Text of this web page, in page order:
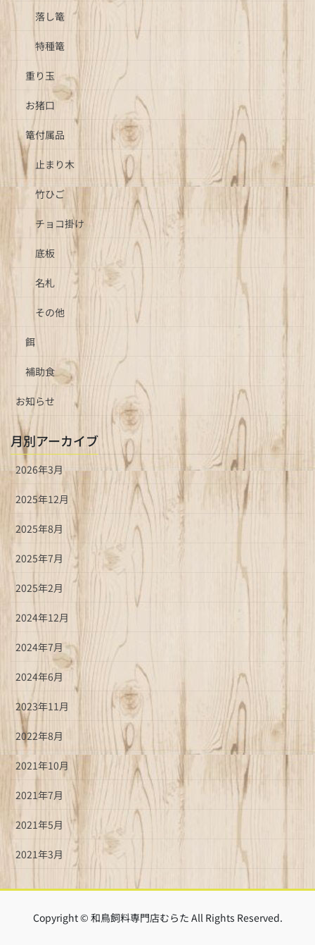
落し篭
特種篭
重り玉
お猪口
篭付属品
止まり木
竹ひご
チョコ掛け
底板
名札
その他
餌
補助食
お知らせ
月別アーカイブ
2026年3月
2025年12月
2025年8月
2025年7月
2025年2月
2024年12月
2024年7月
2024年6月
2023年11月
2022年8月
2021年10月
2021年7月
2021年5月
2021年3月
Copyright © 和鳥飼料専門店むらた All Rights Reserved.